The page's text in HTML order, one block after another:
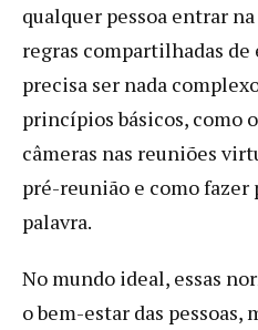
qualquer pessoa entrar
regras compartilhadas de
precisa ser nada
princípios básicos, como
câmeras nas reuniões
pré-reunião e como fazer
palavra.
No mundo ideal, essas
o bem-estar das pessoas,